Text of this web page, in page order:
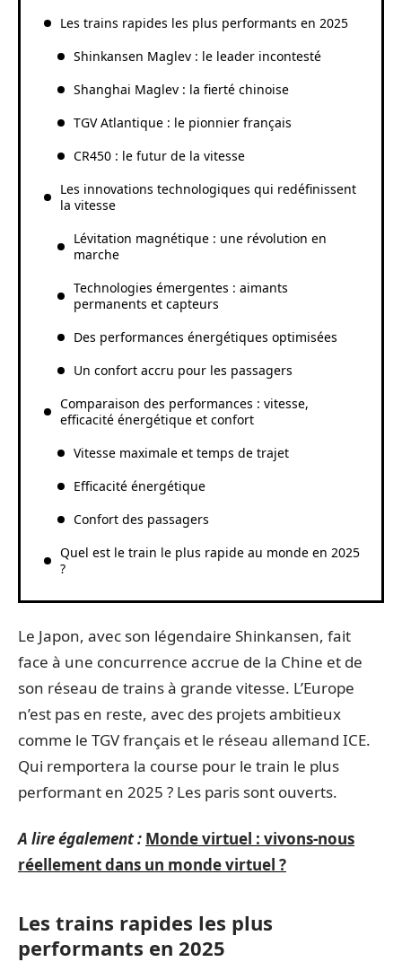
Les trains rapides les plus performants en 2025
Shinkansen Maglev : le leader incontesté
Shanghai Maglev : la fierté chinoise
TGV Atlantique : le pionnier français
CR450 : le futur de la vitesse
Les innovations technologiques qui redéfinissent
la vitesse
Lévitation magnétique : une révolution en
marche
Technologies émergentes : aimants
permanents et capteurs
Des performances énergétiques optimisées
Un confort accru pour les passagers
Comparaison des performances : vitesse,
efficacité énergétique et confort
Vitesse maximale et temps de trajet
Efficacité énergétique
Confort des passagers
Quel est le train le plus rapide au monde en 2025
?
Le Japon, avec son légendaire Shinkansen, fait
face à une concurrence accrue de la Chine et de
son réseau de trains à grande vitesse. L’Europe
n’est pas en reste, avec des projets ambitieux
comme le TGV français et le réseau allemand ICE.
Qui remportera la course pour le train le plus
performant en 2025 ? Les paris sont ouverts.
A lire également : Monde virtuel : vivons-nous
réellement dans un monde virtuel ?
Les trains rapides les plus
performants en 2025